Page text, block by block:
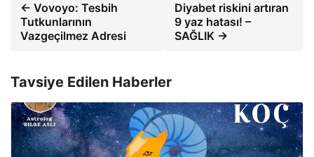
← Vovoyo: Tesbih
Tutkunlarının
Vazgeçilmez Adresi
Diyabet riskini artıran
9 yaz hatası! –
SAĞLIK →
Tavsiye Edilen Haberler